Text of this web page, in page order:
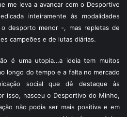
me leva a avançar com o Desportivo
inteiramente às modalidades
o desporto menor -, mas repletas de
campeões e de lutas diárias.
é uma utopia…a ideia tem muitos
longo do tempo e a falta no mercado
social que dê destaque às
isso, nasceu o Desportivo do Minho,
não podia ser mais positiva e em